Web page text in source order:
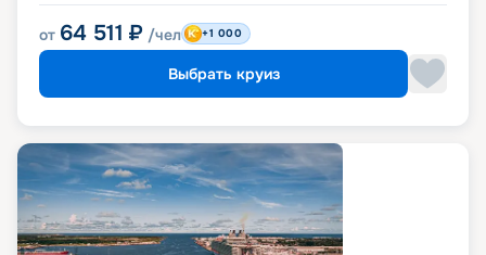
от 64 511 ₽ /чел +1 000
Выбрать круиз